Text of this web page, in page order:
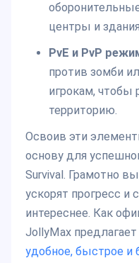
центры и
PvE и PvP
против зомби
игрокам,
территорию.
Освоив эти
основу для
Survival. Грамотно
ускорят прогресс и
интереснее. Как
JollyMax
удобное, быстрое и